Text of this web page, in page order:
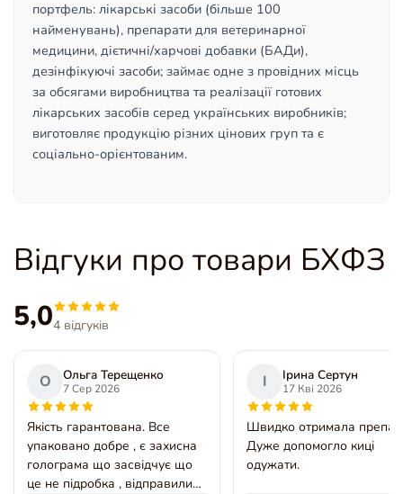
портфель: лікарські засоби (більше 100
найменувань), препарати для ветеринарної
медицини, дієтичні/харчові добавки (БАДи),
дезінфікуючі засоби; займає одне з провідних місць
за обсягами виробництва та реалізації готових
лікарських засобів серед українських виробників;
виготовляє продукцію різних цінових груп та є
соціально-орієнтованим.
Відгуки про товари БХФЗ
5,04 відгуків
О Ольга Терещенко
7 Сер 2026
Якість гарантована. Все
упаковано добре , є захисна
голограма що засвідчує що
це не підробка , відправили
І Ірина Сертун
17 Кві 2026
Швидко отримала
Дуже допомогло киці
одужати.